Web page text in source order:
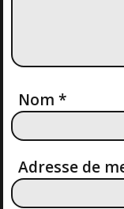
N
D
E
L
Nom*
Adresse de